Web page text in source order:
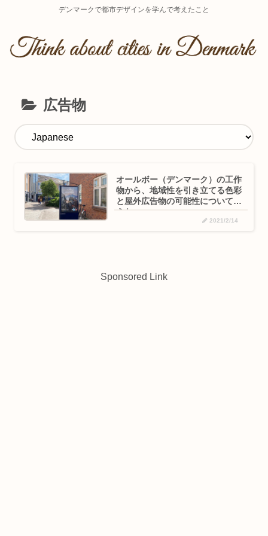
デンマークで都市デザインを学んで考えたこと
広告物
オールボー（デンマーク）の工作
物から、地域性を引き立てる色彩
と屋外広告物の可能性について考
えた
2021/2/14
Sponsored Link